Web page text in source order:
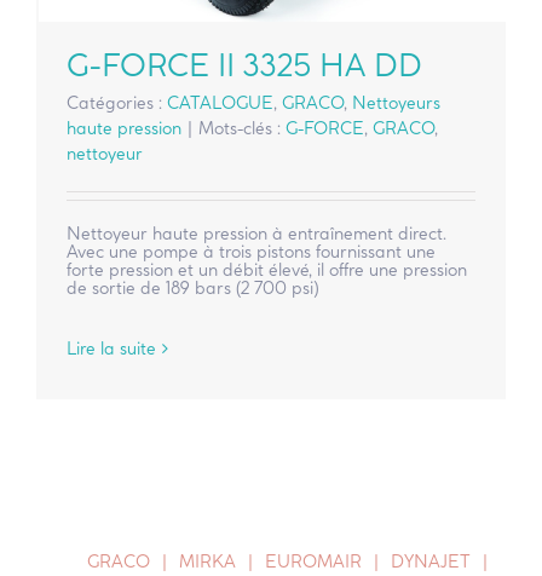
G-FORCE II 3325 HA DD
Catégories : CATALOGUE, GRACO, Nettoyeurs
haute pression | Mots-clés : G-FORCE, GRACO,
nettoyeur
Nettoyeur haute pression à entraînement direct.
Avec une pompe à trois pistons fournissant une
forte pression et un débit élevé, il offre une pression
de sortie de 189 bars (2 700 psi)
Lire la suite
GRACO MIRKA EUROMAIR
DYNAJET